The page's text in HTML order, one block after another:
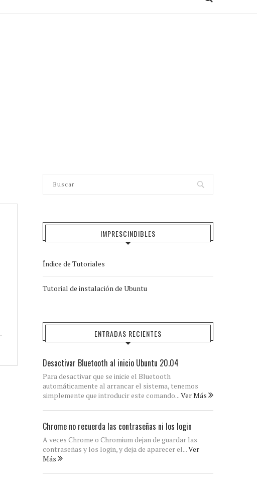
IMPRESCINDIBLES
Índice de Tutoriales
Tutorial de instalación de Ubuntu
ENTRADAS RECIENTES
Desactivar Bluetooth al inicio Ubuntu 20.04
Para desactivar que se inicie el Bluetooth
automáticamente al arrancar el sistema, tenemos
simplemente que introducir este comando...Ver Más
Chrome no recuerda las contraseñas ni los login
A veces Chrome o Chromium dejan de guardar las
contraseñas y los login, y deja de aparecer el...Ver
Más